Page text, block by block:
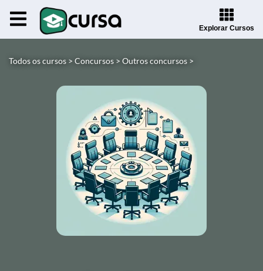
Explorar Cursos
Todos os cursos > Concursos > Outros concursos >